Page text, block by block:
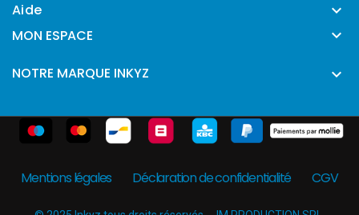
Aide 
MON ESPACE 
NOTRE MARQUE INKYZ 
Mentions légales Déclaration de confidentialité CGV